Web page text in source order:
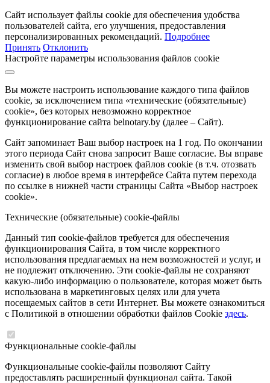
Сайт использует файлы cookie для обеспечения удобства
пользователей сайта, его улучшения, предоставления
персонализированных рекомендаций. Подробнее
Принять Отклонить
Настройте параметры использования файлов cookie
Вы можете настроить использование каждого типа файлов
cookie, за исключением типа «технические (обязательные)
cookie», без которых невозможно корректное
функционирование сайта belnotary.by (далее – Сайт).
Сайт запоминает Ваш выбор настроек на 1 год. По окончании
этого периода Сайт снова запросит Ваше согласие. Вы вправе
изменить свой выбор настроек файлов cookie (в т.ч. отозвать
согласие) в любое время в интерфейсе Сайта путем перехода
по ссылке в нижней части страницы Сайта «Выбор настроек
cookie».
Технические (обязательные) cookie-файлы
Данный тип cookie-файлов требуется для обеспечения
функционирования Сайта, в том числе корректного
использования предлагаемых на нем возможностей и услуг, и
не подлежит отключению. Эти cookie-файлы не сохраняют
какую-либо информацию о пользователе, которая может быть
использована в маркетинговых целях или для учета
посещаемых сайтов в сети Интернет. Вы можете ознакомиться
с Политикой в отношении обработки файлов Cookie здесь.
Функциональные cookie-файлы
Функциональные cookie-файлы позволяют Сайту
предоставлять расширенный функционал сайта. Такой